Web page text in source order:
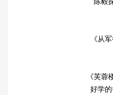
《从军
《芙蓉
好学